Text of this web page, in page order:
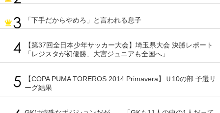
「下手だからやめろ」と言われる息子
【第37回全日本少年サッカー大会】埼玉県大会 決勝レポート
「レジスタが初優勝、大宮ジュニアも全国へ」
【COPA PUMA TOREROS 2014 Primavera】Ｕ10の部 予選リ
ーグ結果